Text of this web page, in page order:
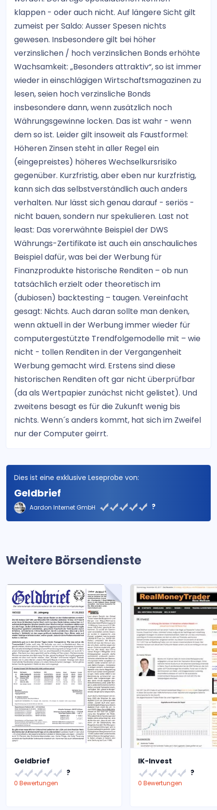
klappen - oder auch nicht. Auf längere Sicht gilt
zumeist per Saldo: Ausser Spesen nichts
gewesen. Insbesondere gilt bei höher
verzinslichen / hoch verzinslichen Bonds erhöhte
Wachsamkeit: „Besonders attraktiv“, so ist immer
wieder in einschlägigen Wirtschaftsmagazinen zu
lesen, seien hoch verzinsliche Bonds
insbesondere dann, wenn zusätzlich noch
Währungsgewinne locken. Das ist wahr - wenn
dem so ist. Leider gilt insoweit als Faustformel:
Höheren Zinsen steht in aller Regel ein
(eingepreistes) höheres Wechselkursrisiko
gegenüber. Kurzfristig, aber eben nur kurzfristig,
kann sich das selbstverständlich auch anders
verhalten. Nur lässt sich genau darauf - seriös -
nicht bauen, sondern nur spekulieren. Last not
least: Das vorerwähnte Beispiel der DWS
Währungs-Zertifikate ist auch ein anschauliches
Beispiel dafür, was bei der Werbung für
Finanzprodukte historische Renditen – ob nun
tatsächlich erzielt oder theoretisch im
(dubiosen) backtesting – taugen. Vereinfacht
gesagt: Nichts. Auch daran sollte man denken,
wenn aktuell in der Werbung immer wieder für
computergestützte Trendfolgemodelle mit – wie
nicht - tollen Renditen in der Vergangenheit
Werbung gemacht wird. Erstens sind diese
historischen Renditen oft gar nicht überprüfbar
(da als Wertpapier zunächst nicht gelistet). Und
zweitens besagt es für die Zukunft wenig bis
nichts. Wenn´s anders kommt, hat sich im Zweifel
nur der Computer geirrt.
Dies ist eine exklusive Leseprobe von:
Geldbrief
Aardon Internet GmbH ?
Weitere Börsendienste
Geldbrief
?
0 Bewertungen
IK-Invest
?
0 Bewertungen